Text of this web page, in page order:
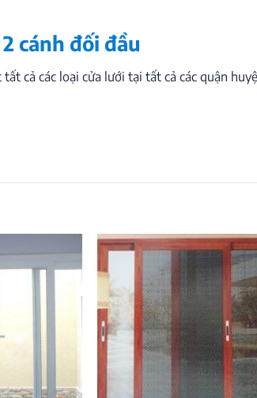
cánh đối đầu
cả các loại cửa lưới tại tất cả các quận